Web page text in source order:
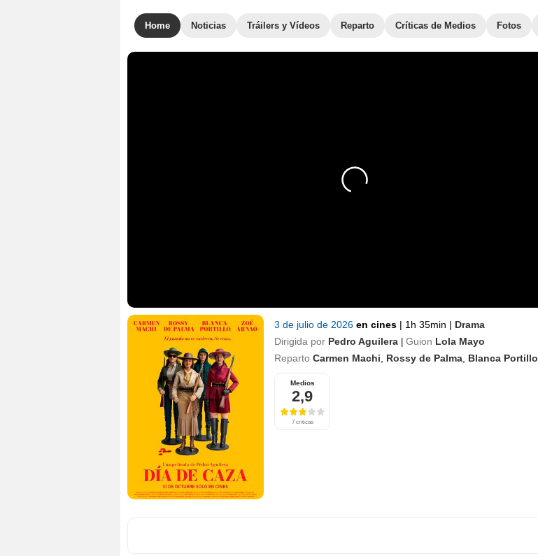
Home Noticias Tráilers y Vídeos Reparto Críticas de Medios Fotos
3 de julio de 2026 en cines | 1h 35min | Drama
Dirigida por Pedro Aguilera | Guion Lola Mayo
Reparto Carmen Machi Rossy de Palma Blanca Portillo
Medios
2,9
7 críticas